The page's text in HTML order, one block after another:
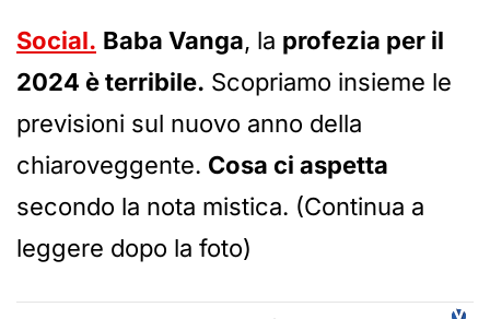
Social. Baba Vanga, la profezia per il
2024 è terribile. Scopriamo insieme le
previsioni sul nuovo anno della
chiaroveggente. Cosa ci aspetta
secondo la nota mistica. (Continua a
leggere dopo la foto)